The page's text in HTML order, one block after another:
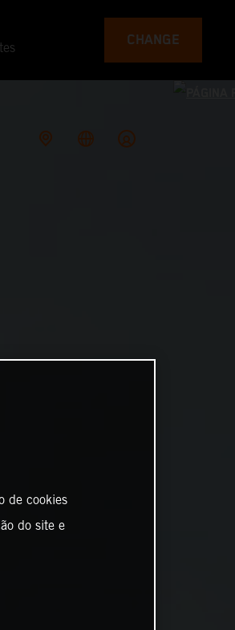
CHANGE
de cookies
do site e